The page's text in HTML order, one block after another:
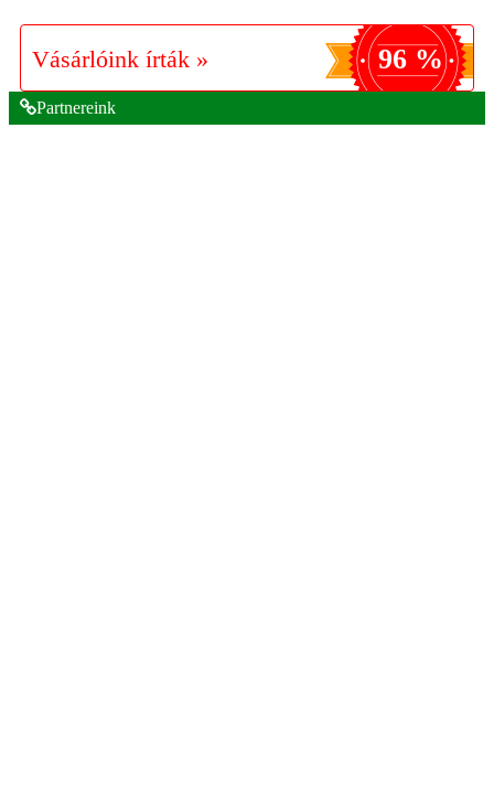
Vásárlóink írták » 96 %
Partnereink